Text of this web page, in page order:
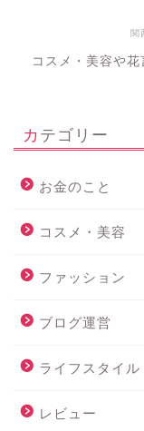
関
コスメ・美容や
カテゴリー
お金のこと
コスメ・美容
ファッション
ブログ運営
ライフスタイル
レビュー